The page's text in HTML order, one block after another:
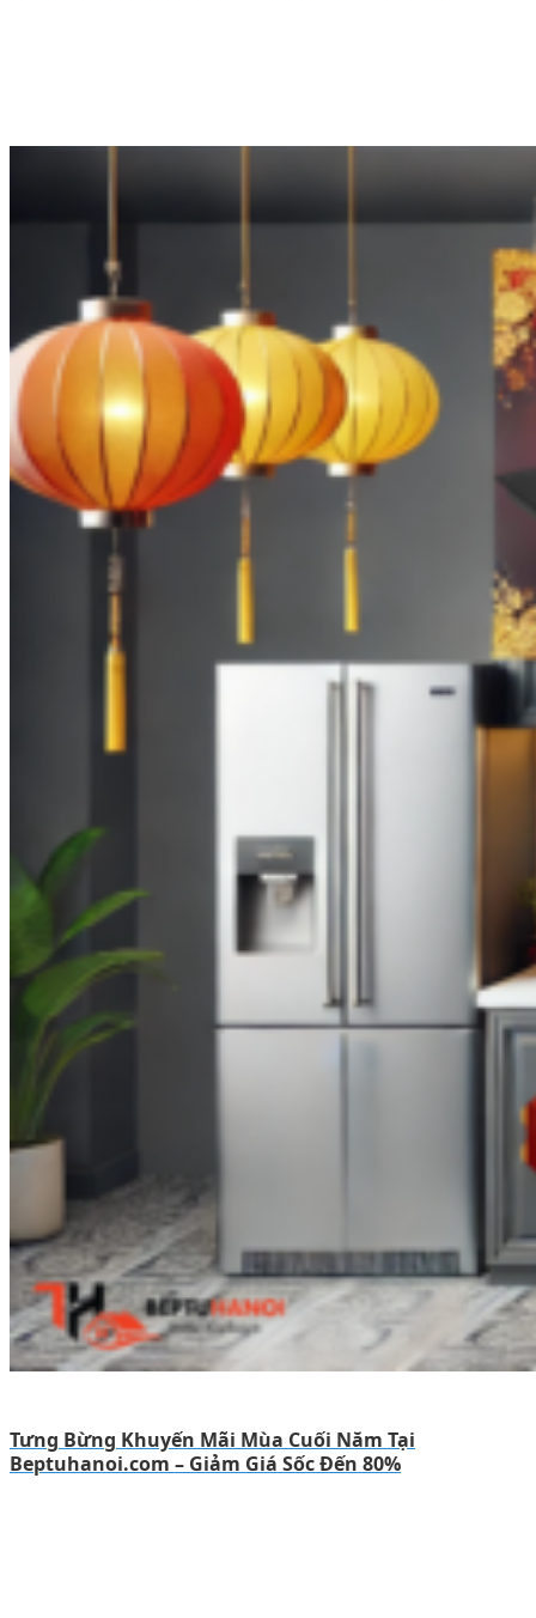
Tưng Bừng Khuyến Mãi Mùa Cuối Năm Tại
Beptuhanoi.com – Giảm Giá Sốc Đến 80%